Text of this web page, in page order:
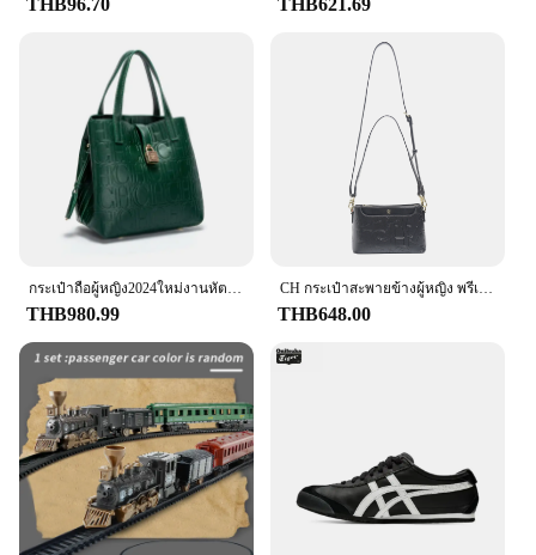
THB980.99
CH กระเป๋าสะพายข้างผู้หญิง พรีเมี่ยมดีไซน์เรียบง่าย กระเป๋าสะพายสตรี อารมณ์ สไตล์คลาสสิก สีบริสุทธิ์ สไตล์พิมพ์ลายโมโนแกรม
THB648.00